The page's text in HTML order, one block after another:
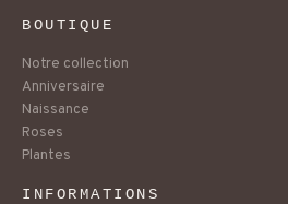
BOUTIQUE
Notre collection
Anniversaire
Naissance
Roses
Plantes
INFORMATIONS